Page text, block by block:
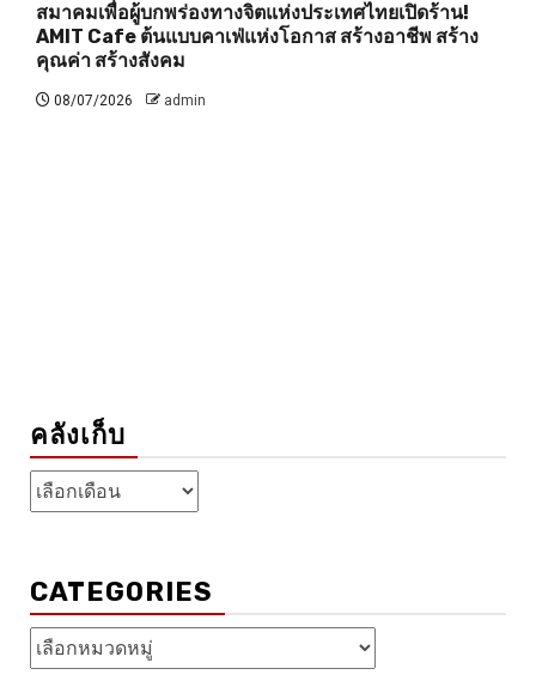
สมาคมเพื่อผู้บกพร่องทางจิตแห่งประเทศไทยเปิดร้าน!
AMIT Cafe ต้นแบบคาเฟ่แห่งโอกาส สร้างอาชีพ สร้าง
คุณค่า สร้างสังคม
08/07/2026 admin
คลังเก็บ
คลัง
เก็บ
CATEGORIES
Categories